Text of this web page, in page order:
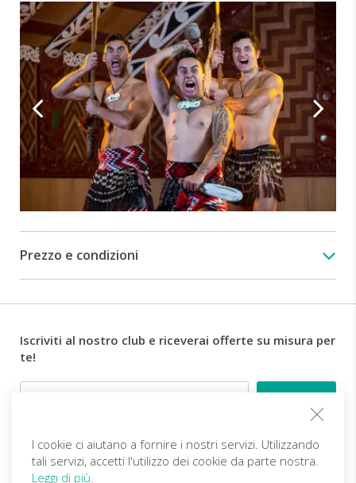
e
spettacolo
culturale.
Pasto
Menu
tradizionale
Hangi
con
l'aggiunta
di
piatti
tra
e
caffè,
non
Dopo
il
prelievo
hotel
Prezzo e condizioni
Iscriviti al nostro club e riceverai offerte su misura per
te!
Email
Follow us
I cookie ci aiutano a fornire i nostri servizi. Utilizzando
tali servizi, accetti l'utilizzo dei cookie da parte nostra.
Leggi di più.